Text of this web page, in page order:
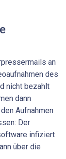
an
des
nicht bezahlt
dann
Aufnahmen
Der
infiziert
über die